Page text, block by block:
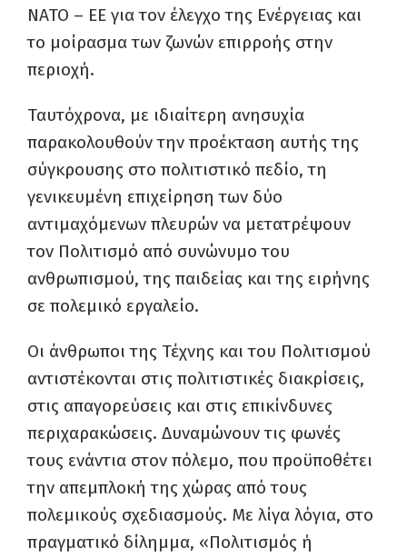
ΝΑΤΟ – ΕΕ για τον έλεγχο της Ενέργειας και
το μοίρασμα των ζωνών επιρροής στην
περιοχή.
Ταυτόχρονα, με ιδιαίτερη ανησυχία
παρακολουθούν την προέκταση αυτής της
σύγκρουσης στο πολιτιστικό πεδίο, τη
γενικευμένη επιχείρηση των δύο
αντιμαχόμενων πλευρών να μετατρέψουν
τον Πολιτισμό από συνώνυμο του
ανθρωπισμού, της παιδείας και της ειρήνης
σε πολεμικό εργαλείο.
Οι άνθρωποι της Τέχνης και του Πολιτισμού
αντιστέκονται στις πολιτιστικές διακρίσεις,
στις απαγορεύσεις και στις επικίνδυνες
περιχαρακώσεις. Δυναμώνουν τις φωνές
τους ενάντια στον πόλεμο, που προϋποθέτει
την απεμπλοκή της χώρας από τους
πολεμικούς σχεδιασμούς. Με λίγα λόγια, στο
πραγματικό δίλημμα, «Πολιτισμός ή